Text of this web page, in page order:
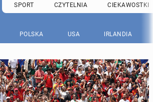
SPORT CZYTELNIA CIEKAWOSTKI
POLSKA USA IRLANDIA